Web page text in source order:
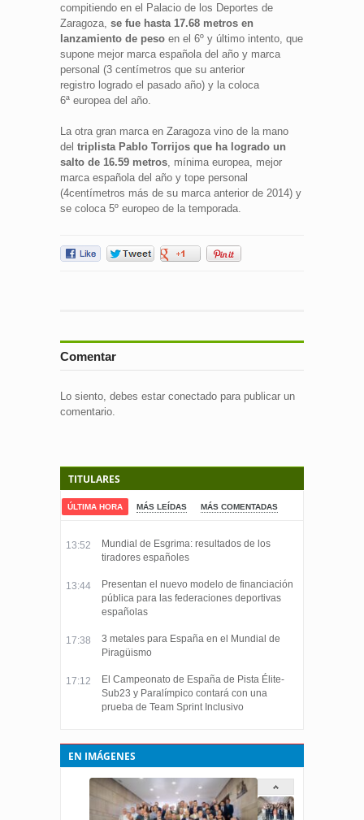
compitiendo en el Palacio de los Deportes de
Zaragoza, se fue hasta 17.68 metros en
lanzamiento de peso en el 6º y último intento, que
supone mejor marca española del año y marca
personal (3 centímetros que su anterior
registro logrado el pasado año) y la coloca
6ª europea del año.
La otra gran marca en Zaragoza vino de la mano
del triplista Pablo Torrijos que ha logrado un
salto de 16.59 metros, mínima europea, mejor
marca española del año y tope personal
(4centímetros más de su marca anterior de 2014) y
se coloca 5º europeo de la temporada.
Comentar
Lo siento, debes estar conectado para publicar un
comentario.
TITULARES
ÚLTIMA HORA MÁS LEÍDAS MÁS COMENTADAS
13:52
Mundial de Esgrima: resultados de los
tiradores españoles
13:44
Presentan el nuevo modelo de financiación
pública para las federaciones deportivas
españolas
17:38
3 metales para España en el Mundial de
Piragüismo
17:12
El Campeonato de España de Pista Élite-
Sub23 y Paralímpico contará con una
prueba de Team Sprint Inclusivo
EN IMÁGENES